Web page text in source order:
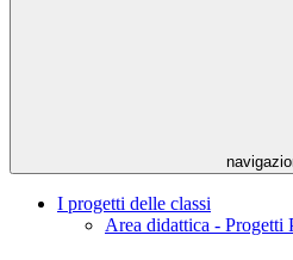
I progetti delle classi
Area didattica - Progetti